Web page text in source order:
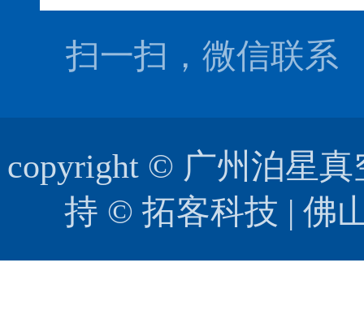
扫一扫，微信联系
copyright © 广州泊星
持 © 拓客科技 | 佛